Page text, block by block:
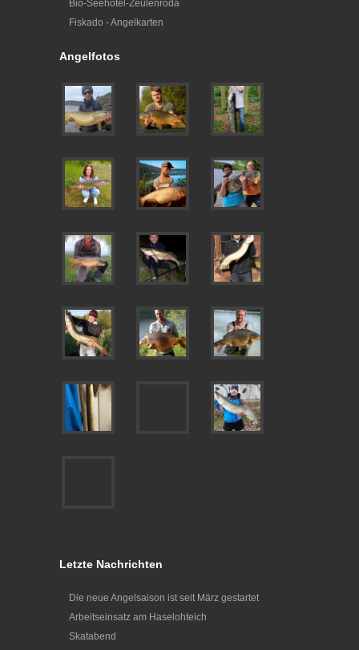
Bio-Seehotel-Zeulenroda
Fiskado - Angelkarten
Angelfotos
Letzte Nachrichten
Die neue Angelsaison ist seit März gestartet
Arbeitseinsatz am Haselohteich
Skatabend